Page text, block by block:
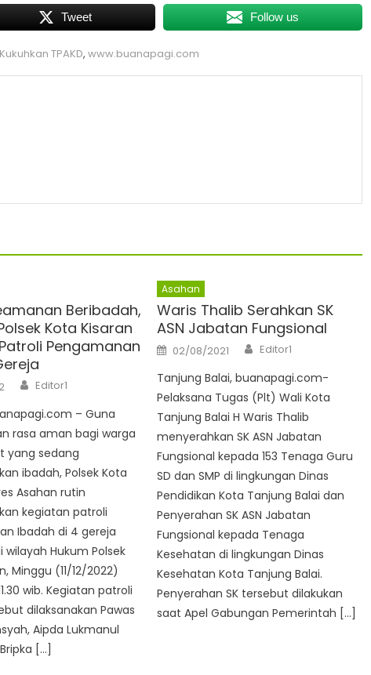
Tweet Follow us
Kukuhkan TPAKD, www.buanapagi.com
Beribadah,
Kota Kisaran
Pengamanan
Author
Editor1
– Guna
rasa aman bagi warga
yang sedang
ibadah, Polsek Kota
Asahan rutin
kegiatan patroli
Ibadah di 4 gereja
wilayah Hukum Polsek
Minggu (11/12/2022)
wib. Kegiatan patroli
dilaksanakan Pawas
Aipda Lukmanul
[…]
Asahan
Waris Thalib Serahkan SK
ASN Jabatan Fungsional
Posted
on
02/08/2021 Author
Editor1
Tanjung Balai, buanapagi.com-
Pelaksana Tugas (Plt) Wali Kota
Tanjung Balai H Waris Thalib
menyerahkan SK ASN Jabatan
Fungsional kepada 153 Tenaga Guru
SD dan SMP di lingkungan Dinas
Pendidikan Kota Tanjung Balai dan
Penyerahan SK ASN Jabatan
Fungsional kepada Tenaga
Kesehatan di lingkungan Dinas
Kesehatan Kota Tanjung Balai.
Penyerahan SK tersebut dilakukan
saat Apel Gabungan Pemerintah […]